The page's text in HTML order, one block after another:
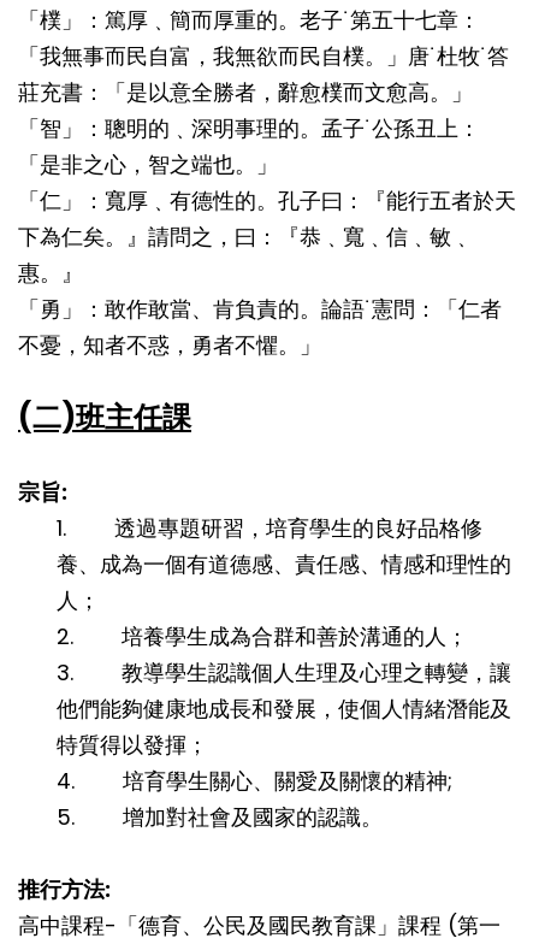
「樸」：篤厚﹑簡而厚重的。老子˙第五十七章：
「我無事而民自富，我無欲而民自樸。」唐˙杜牧˙答
莊充書：「是以意全勝者，辭愈樸而文愈高。」
「智」：聰明的﹑深明事理的。孟子˙公孫丑上：
「是非之心，智之端也。」
「仁」：寬厚﹑有德性的。孔子曰：『能行五者於天
下為仁矣。』請問之，曰：『恭﹑寬﹑信﹑敏﹑
惠。』
「勇」：敢作敢當、肯負責的。論語˙憲問：「仁者
不憂，知者不惑，勇者不懼。」
(二)班主任課
宗旨:
1. 透過專題研習，培育學生的良好品格修
養、成為一個有道德感、責任感、情感和理性的
人；
2. 培養學生成為合群和善於溝通的人；
3. 教導學生認識個人生理及心理之轉變，讓
他們能夠健康地成長和發展，使個人情緒潛能及
特質得以發揮；
4. 培育學生關心、關愛及關懷的精神;
5. 增加對社會及國家的認識。
推行方法:
高中課程-「德育、公民及國民教育課」課程 (第一